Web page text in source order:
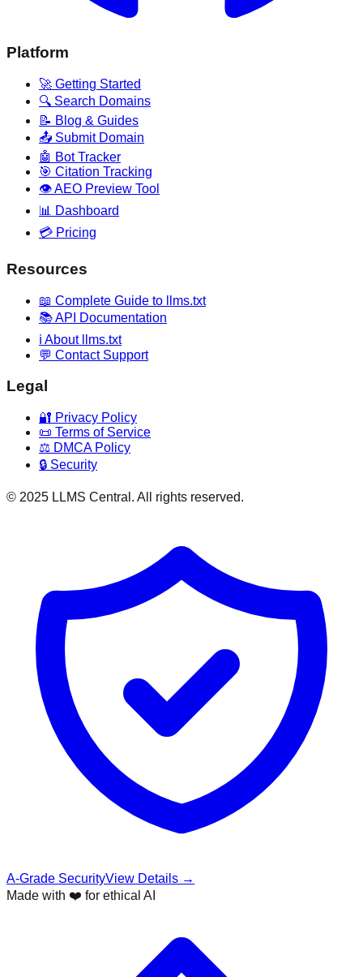
Platform
🚀 Getting Started
🔍 Search Domains
📝 Blog & Guides
📤 Submit Domain
🤖 Bot Tracker
🎯 Citation Tracking
👁️ AEO Preview Tool
📊 Dashboard
💳 Pricing
Resources
📖 Complete Guide to llms.txt
📚 API Documentation
ℹ️ About llms.txt
💬 Contact Support
Legal
🔐 Privacy Policy
📜 Terms of Service
⚖️ DMCA Policy
🔒 Security
© 2025 LLMS Central. All rights reserved.
A-Grade SecurityView Details →
Made with ❤️ for ethical AI